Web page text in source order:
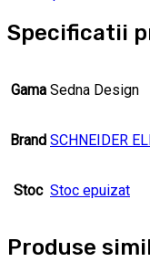
Specificatii
Gama Sedna Design
Brand SCHNEIDER
Stoc Stoc epuizat
Produse